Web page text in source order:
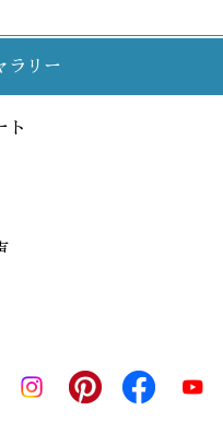
ラリー
ト